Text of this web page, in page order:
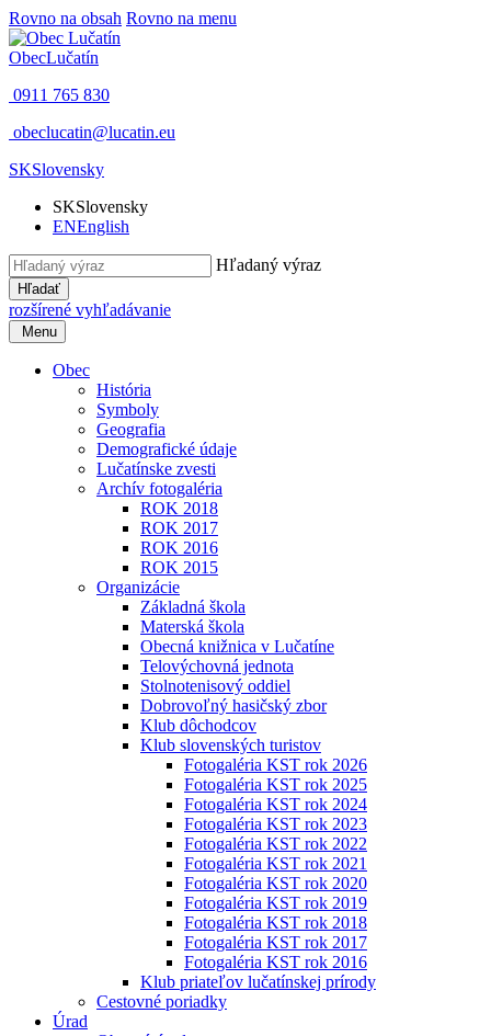
Rovno na obsah Rovno na menu
ObecLučatín
0911 765 830
obeclucatin@lucatin.eu
SKSlovensky
SKSlovensky
ENEnglish
Hľadaný výraz
Hľadať
rozšírené vyhľadávanie
Menu
Obec
História
Symboly
Geografia
Demografické údaje
Lučatínske zvesti
Archív fotogaléria
ROK 2018
ROK 2017
ROK 2016
ROK 2015
Organizácie
Základná škola
Materská škola
Obecná knižnica v Lučatíne
Telovýchovná jednota
Stolnotenisový oddiel
Dobrovoľný hasičský zbor
Klub dôchodcov
Klub slovenských turistov
Fotogaléria KST rok 2026
Fotogaléria KST rok 2025
Fotogaléria KST rok 2024
Fotogaléria KST rok 2023
Fotogaléria KST rok 2022
Fotogaléria KST rok 2021
Fotogaléria KST rok 2020
Fotogaléria KST rok 2019
Fotogaléria KST rok 2018
Fotogaléria KST rok 2017
Fotogaléria KST rok 2016
Klub priateľov lučatínskej prírody
Cestovné poriadky
Úrad